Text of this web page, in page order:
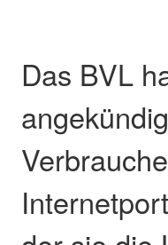
Das BVL